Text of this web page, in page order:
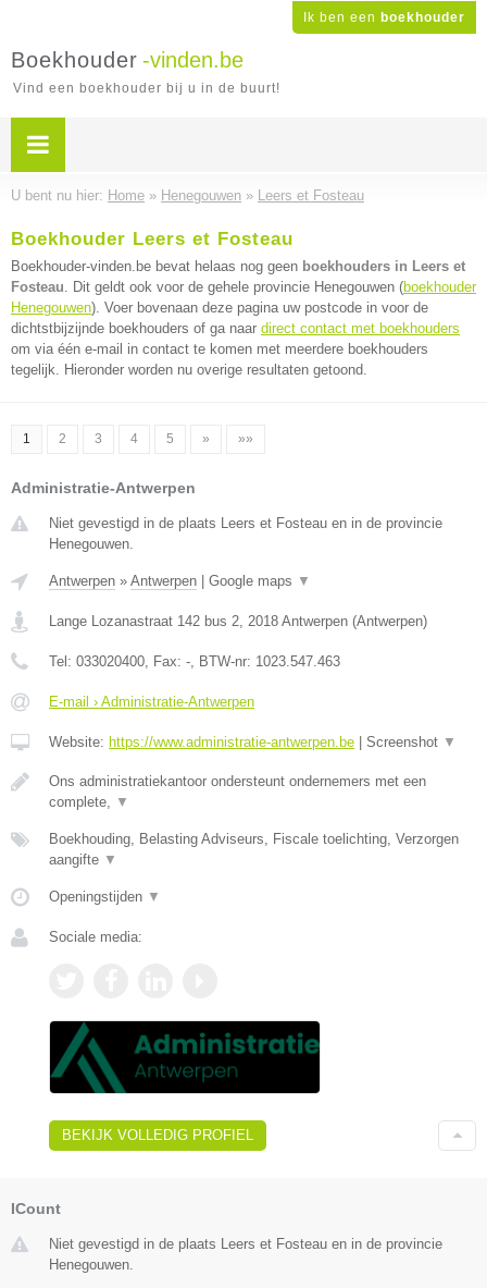
Ik ben een boekhouder
Boekhouder -vinden.be
Vind een boekhouder bij u in de buurt!
U bent nu hier: Home » Henegouwen » Leers et Fosteau
Boekhouder Leers et Fosteau
Boekhouder-vinden.be bevat helaas nog geen boekhouders in Leers et
Fosteau. Dit geldt ook voor de gehele provincie Henegouwen (boekhouder
Henegouwen). Voer bovenaan deze pagina uw postcode in voor de
dichtstbijzijnde boekhouders of ga naar direct contact met boekhouders
om via één e-mail in contact te komen met meerdere boekhouders
tegelijk. Hieronder worden nu overige resultaten getoond.
1 2 3 4 5 » »»
Administratie-Antwerpen
Niet gevestigd in de plaats Leers et Fosteau en in de provincie
Henegouwen.
Antwerpen » Antwerpen Google maps ▼
Lange Lozanastraat 142 bus 2, 2018 Antwerpen (Antwerpen)
Tel: 033020400, Fax: -, BTW-nr: 1023.547.463
E-mail › Administratie-Antwerpen
Website: https://www.administratie-antwerpen.be Screenshot ▼
Ons administratiekantoor ondersteunt ondernemers met een
complete, ▼
Boekhouding, Belasting Adviseurs, Fiscale toelichting, Verzorgen
aangifte ▼
Openingstijden ▼
Sociale media:
BEKIJK VOLLEDIG PROFIEL
ICount
Niet gevestigd in de plaats Leers et Fosteau en in de provincie
Henegouwen.